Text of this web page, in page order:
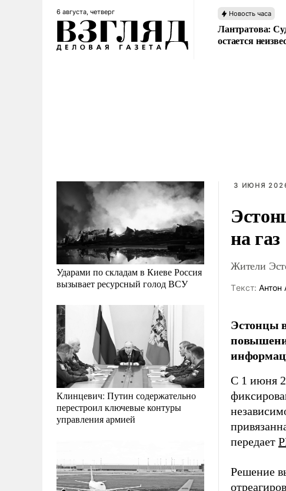
6 августа, четверг Новость часа
Лантратова:
остается
Ударами по складам в Киеве Россия
вызывает ресурсный голод ВСУ
Клинцевич: Путин содержательно
перестроил ключевые контуры
управления армией
3 ИЮНЯ
на газ
Жители
Tекст: Антон
Эстонцы
С 1 июня
передает
Решение